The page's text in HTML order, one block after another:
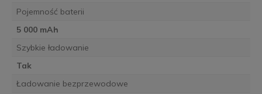
Pojemność baterii
5 000 mAh
Szybkie ładowanie
Tak
Ładowanie bezprzewodowe